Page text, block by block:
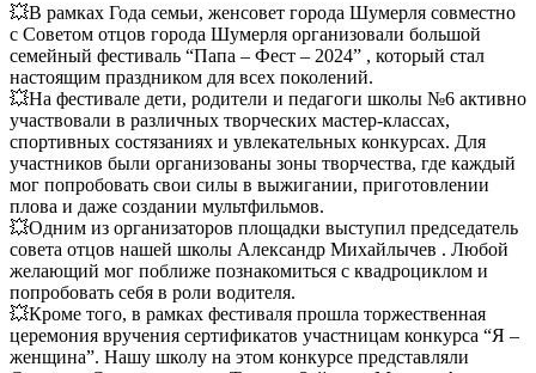
💥В рамках Года семьи, женсовет города Шумерля совместно
с Советом отцов города Шумерля организовали большой
семейный фестиваль “Папа – Фест – 2024” , который стал
настоящим праздником для всех поколений.
💥На фестивале дети, родители и педагоги школы №6 активно
участвовали в различных творческих мастер-классах,
спортивных состязаниях и увлекательных конкурсах. Для
участников были организованы зоны творчества, где каждый
мог попробовать свои силы в выжигании, приготовлении
плова и даже создании мультфильмов.
💥Одним из организаторов площадки выступил председатель
совета отцов нашей школы Александр Михайлычев . Любой
желающий мог поближе познакомиться с квадроциклом и
попробовать себя в роли водителя.
💥Кроме того, в рамках фестиваля прошла торжественная
церемония вручения сертификатов участницам конкурса “Я –
женщина”. Нашу школу на этом конкурсе представляли